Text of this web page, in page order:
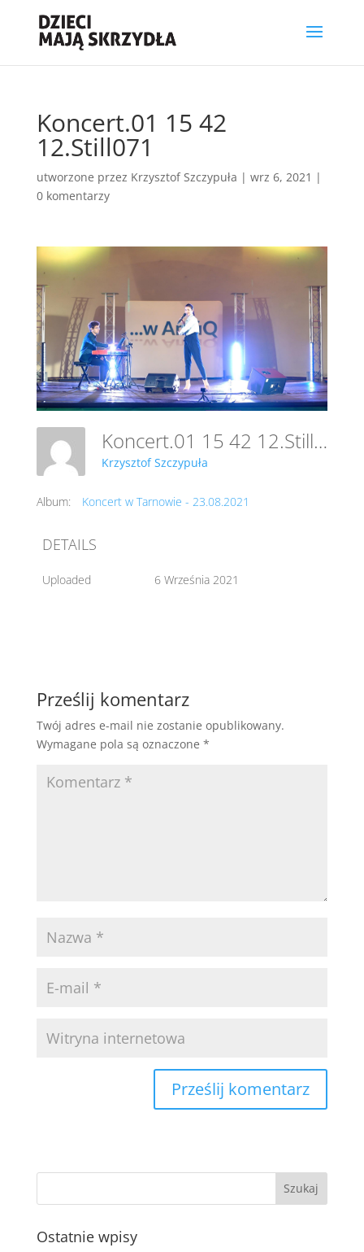
Koncert.01 15 42
12.Still071
utworzone przez Krzysztof Szczypuła | wrz 6, 2021 |
0 komentarzy
Koncert.01 15 42 12.Still071
Krzysztof Szczypuła
Album: Koncert w Tarnowie - 23.08.2021
DETAILS
Uploaded 6 Września 2021
Prześlij komentarz
Twój adres e-mail nie zostanie opublikowany.
Wymagane pola są oznaczone *
Ostatnie wpisy